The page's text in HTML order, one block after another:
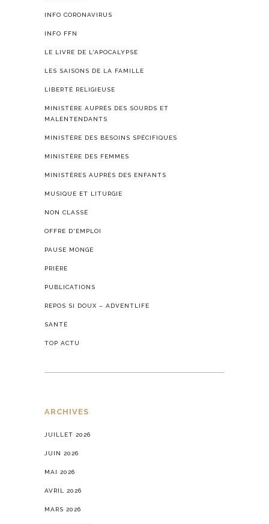
INFO CORONAVIRUS
INFO FFN
LE LIVRE DE L'APOCALYPSE
LES SAISONS DE LA FAMILLE
LIBERTÉ RELIGIEUSE
MINISTÈRE AUPRÈS DES SOURDS ET
MALENTENDANTS
MINISTÈRE DES BESOINS SPÉCIFIQUES
MINISTÈRE DES FEMMES
MINISTÈRES AUPRÈS DES ENFANTS
MUSIQUE ET LITURGIE
NON CLASSÉ
OFFRE D'EMPLOI
PAUSE MONGE
PRIÈRE
PUBLICATIONS
REPOS SI DOUX – ADVENTLIFE
SANTÉ
TOP ACTU
ARCHIVES
JUILLET 2026
JUIN 2026
MAI 2026
AVRIL 2026
MARS 2026